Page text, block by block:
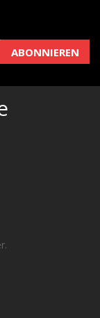
ABONNIEREN